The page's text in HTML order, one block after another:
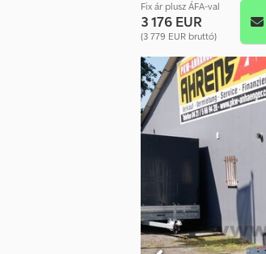
Fix ár plusz ÁFA-val
3 176 EUR
(3 779 EUR bruttó)